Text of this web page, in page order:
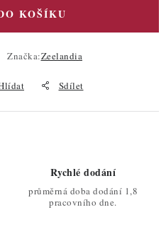
KOŠÍKU
Značka:Zeelandia
Sdílet
Rychlé dodání
průměrná doba dodání 1,8
pracovního dne.